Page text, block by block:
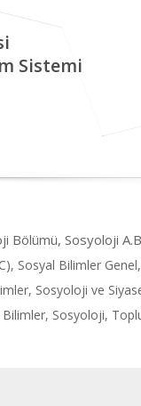
Sistemi
Bölümü, Sosyoloji
Sosyal Bilimler Genel,
Sosyoloji ve
Sosyoloji,